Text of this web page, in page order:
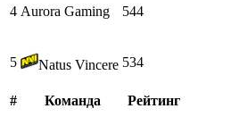
4 Aurora Gaming 544
5 Natus Vincere 534
# Команда Рейтинг